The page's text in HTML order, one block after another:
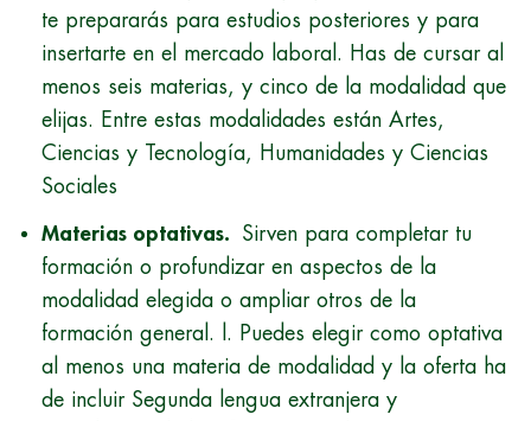
te prepararás para estudios posteriores y para
insertarte en el mercado laboral. Has de cursar al
menos seis materias, y cinco de la modalidad que
elijas. Entre estas modalidades están Artes,
Ciencias y Tecnología, Humanidades y Ciencias
Sociales
Materias optativas. Sirven para completar tu
formación o profundizar en aspectos de la
modalidad elegida o ampliar otros de la
formación general. l. Puedes elegir como optativa
al menos una materia de modalidad y la oferta ha
de incluir Segunda lengua extranjera y